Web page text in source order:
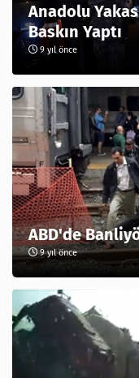
Anadolu
Baskın Yaptı
9 yıl önce
ABD'de
9 yıl önce